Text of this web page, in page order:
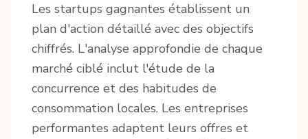
Les startups gagnantes établissent un
plan d'action détaillé avec des objectifs
chiffrés. L'analyse approfondie de chaque
marché ciblé inclut l'étude de la
concurrence et des habitudes de
consommation locales. Les entreprises
performantes adaptent leurs offres et